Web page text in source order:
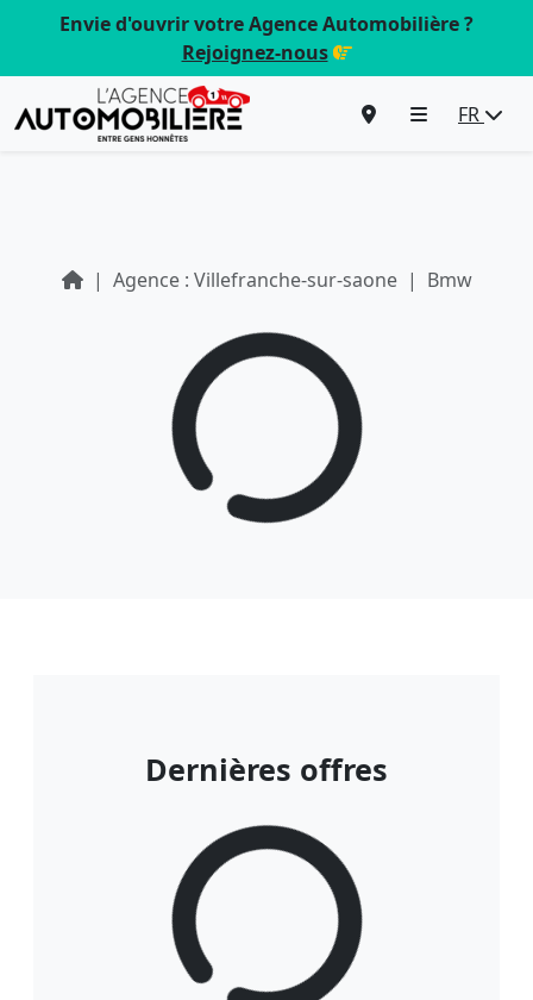
Envie d'ouvrir votre Agence Automobilière ?
Rejoignez-nous
FR
Agence : Villefranche-sur-saone Bmw
Dernières offres